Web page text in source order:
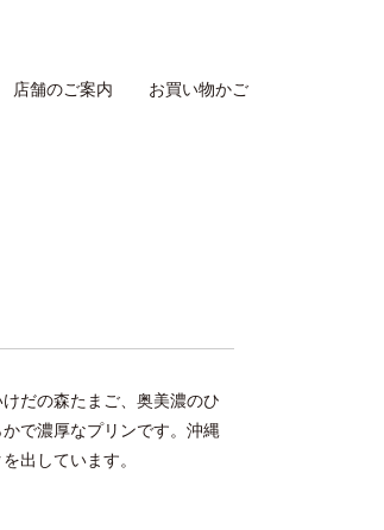
店舗のご案内 お買い物かご
だの森たまご、奥美濃のひ
で濃厚なプリンです。沖縄
出しています。